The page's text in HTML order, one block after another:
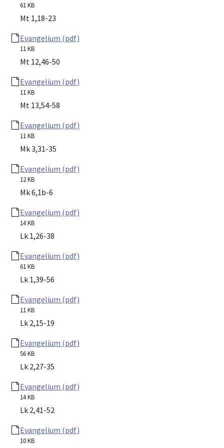
61 KB
Mt 1,18-23
Evangelium (pdf)
11 KB
Mt 12,46-50
Evangelium (pdf)
11 KB
Mt 13,54-58
Evangelium (pdf)
11 KB
Mk 3,31-35
Evangelium (pdf)
12 KB
Mk 6,1b-6
Evangelium (pdf)
14 KB
Lk 1,26-38
Evangelium (pdf)
61 KB
Lk 1,39-56
Evangelium (pdf)
11 KB
Lk 2,15-19
Evangelium (pdf)
56 KB
Lk 2,27-35
Evangelium (pdf)
14 KB
Lk 2,41-52
Evangelium (pdf)
10 KB